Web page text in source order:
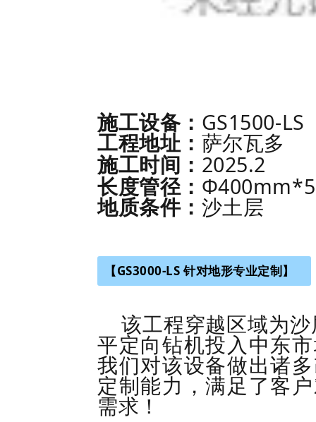
施工设备： GS1500-LS
工程地址： 萨尔瓦多
施工时间： 2025.2
长度管径：
地质条件： 沙土层
【GS3000-LS 针对地形专业定制】
该工程穿越区域为沙
平定向钻机投入中东
我们对该设备做出诸
定制能力，满足了客
需求！